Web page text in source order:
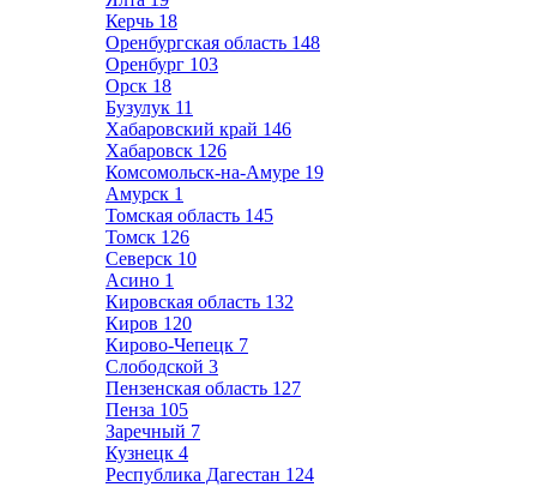
Керчь 18
Оренбургская область 148
Оренбург 103
Орск 18
Бузулук 11
Хабаровский край 146
Хабаровск 126
Комсомольск-на-Амуре 19
Амурск 1
Томская область 145
Томск 126
Северск 10
Асино 1
Кировская область 132
Киров 120
Кирово-Чепецк 7
Слободской 3
Пензенская область 127
Пенза 105
Заречный 7
Кузнецк 4
Республика Дагестан 124